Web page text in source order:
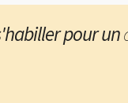
pour un